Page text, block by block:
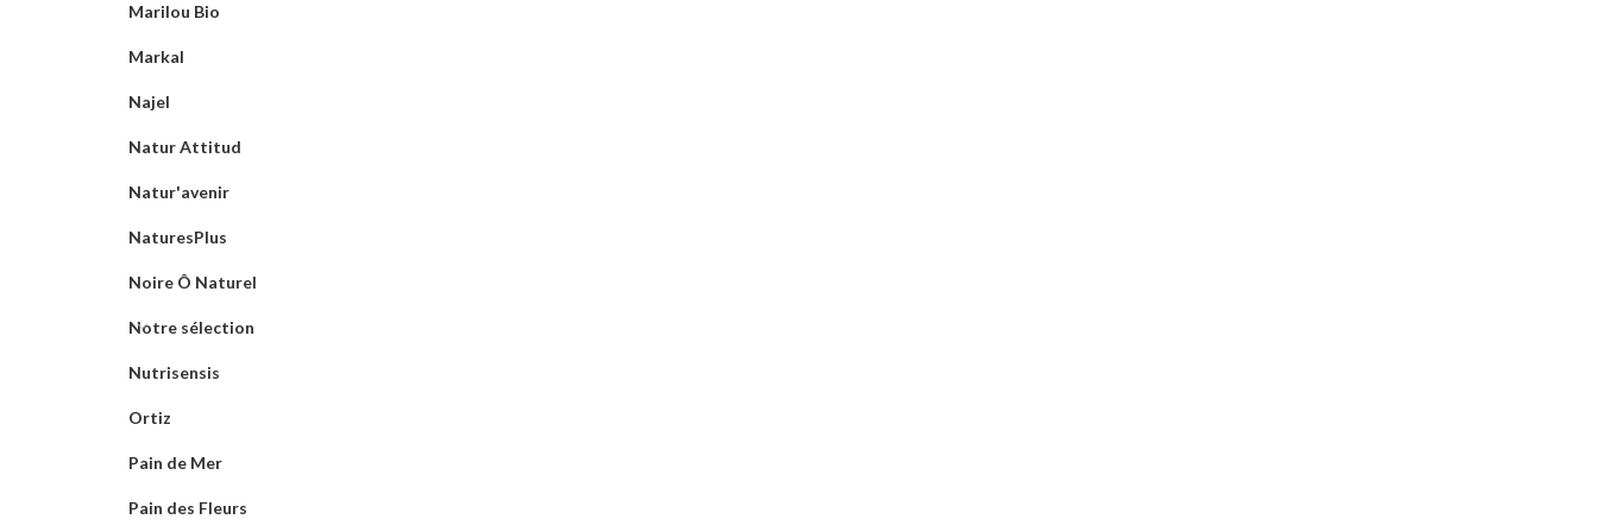
Marilou Bio
Markal
Najel
Natur Attitud
Natur'avenir
NaturesPlus
Noire Ô Naturel
Notre sélection
Nutrisensis
Ortiz
Pain de Mer
Pain des Fleurs